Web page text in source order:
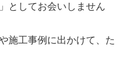
としてお会いしません
施工事例に出かけて、た